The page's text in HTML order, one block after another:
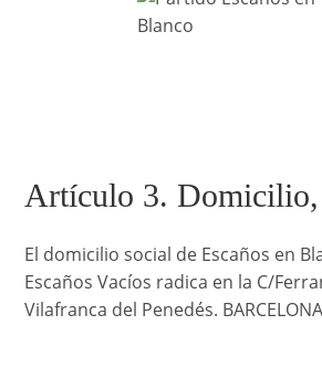
Artículo 3. Domicilio,
El domicilio social de Escaños en
Escaños Vacíos radica en la C/
Vilafranca del Penedés.